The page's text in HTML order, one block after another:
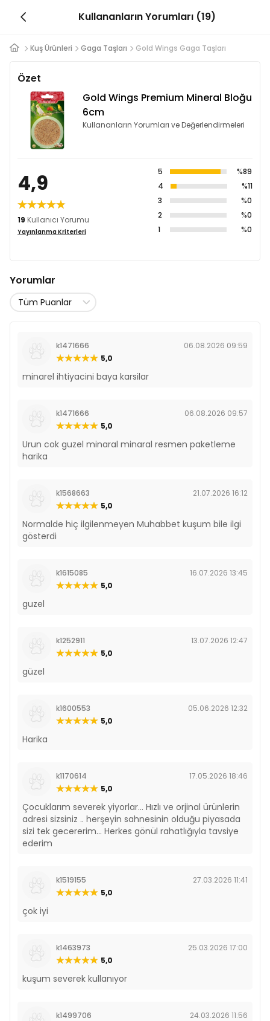
Kullananların Yorumları (19)
Kuş Ürünleri Gaga Taşları Gold Wings Gaga Taşları
Özet
Gold Wings Premium Mineral Bloğu
6cm
Kullananların Yorumları ve Değerlendirmeleri
4,9
19 Kullanıcı Yorumu
Yayınlanma Kriterleri
5
%89
4
%11
3
%0
2
%0
1
%0
Yorumlar
k1471666
06.08.2026 09:59
5,0
minarel ihtiyacini baya karsilar
k1471666
06.08.2026 09:57
5,0
Urun cok guzel minaral minaral resmen paketleme
harika
k1568663
21.07.2026 16:12
5,0
Normalde hiç ilgilenmeyen Muhabbet kuşum bile ilgi
gösterdi
k1615085
16.07.2026 13:45
5,0
guzel
k1252911
13.07.2026 12:47
5,0
güzel
k1600553
05.06.2026 12:32
5,0
Harika
k1170614
17.05.2026 18:46
5,0
Çocuklarım severek yiyorlar... Hızlı ve orjinal ürünlerin
adresi sizsiniz .. herşeyin sahnesinin olduğu piyasada
sizi tek gecererim... Herkes gönül rahatlığıyla tavsiye
ederim
k1519155
27.03.2026 11:41
5,0
çok iyi
k1463973
25.03.2026 17:00
5,0
kuşum severek kullanıyor
k1499706
24.03.2026 11:56